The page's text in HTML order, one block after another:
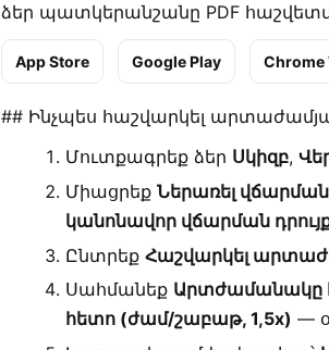
ձեր պատկերանշանը PDF
App Store Google Play Chrome
## Ինչպես հաշվարկել
Մուտքագրեք ձեր Սկիզբ,
ՄիացրեքՆերառել
կանոնավոր վճարման
ԸնտրեքՀաշվարկել
Սահմանեք Արտժամանակը
հետո (ժամ/շաբաթ, 1,5x) —